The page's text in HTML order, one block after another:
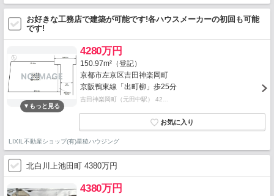
お好きな工務店で建築が可能です!各ハウスメーカーの初回も可能
です!
4280万円
150.97m²（登記）
京都市左京区吉田神楽岡町
京阪鴨東線「出町柳」歩25分
吉田神楽岡町（元田中駅） 42…
LIXIL不動産ショップ(有)星稜ハウジング
北白川上池田町 4380万円
4380万円